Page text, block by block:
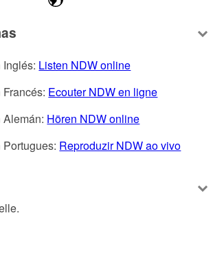
Listen NDW online
Ecouter NDW en ligne
Alemán: Hören NDW online
Reproduzir NDW ao vivo